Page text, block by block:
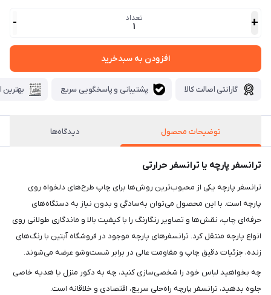
+ تعداد
1
-
افزودن به سبدخرید
گارانتی اصالت کالا پشتیبانی و پاسخگویی سریع بهترین
توضیحات محصول دیدگاه‌ها
ترانسفر پارچه یا ترانسفر حرارتی
ترانسفر پارچه یکی از محبوب‌ترین روش‌ها برای چاپ طرح‌های دلخواه روی
پارچه است. با این محصول می‌توان به‌سادگی و بدون نیاز به دستگاه‌های
حرفه‌ای چاپ، نقش‌ها و تصاویر رنگارنگ را با کیفیت بالا و ماندگاری طولانی روی
انواع پارچه منتقل کرد. ترانسفرهای پارچه موجود در فروشگاه آبتین با رنگ‌های
زنده، جزئیات دقیق چاپ و مقاومت عالی در برابر شست‌وشو عرضه می‌شوند.
چه بخواهید لباس خود را شخصی‌سازی کنید، چه به دکور منزل یا هدیه خاصی
جلوه بدهید، ترانسفر پارچه راه‌حلی سریع، اقتصادی و خلاقانه است.